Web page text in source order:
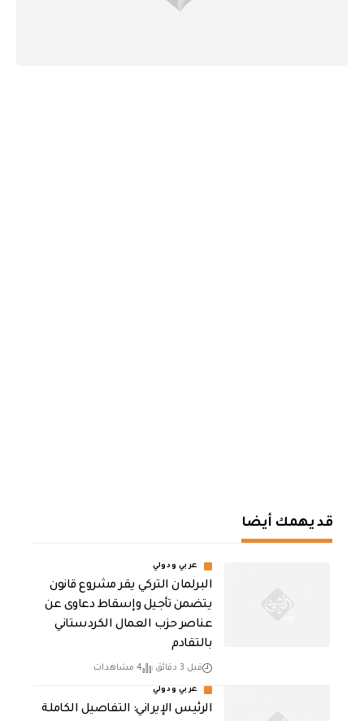
قد يهمك أيضا
عربي ودولي
البرلمان التركي يقر مشروع قانون
يتضمن تأجيل وإسقاط دعاوى عن
عناصر حزب العمال الكردستاني
بالتقادم
قبل 3 دقائق 4 مشاهدات
عربي ودولي
الرئيس الإيراني: التفاصيل الكاملة